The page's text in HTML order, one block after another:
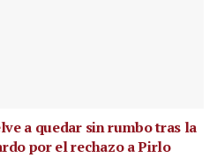
a quedar sin rumbo tras la
por el rechazo a Pirlo